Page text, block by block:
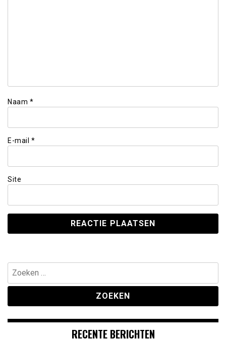
Naam *
E-mail *
Site
Zoeken
naar:
RECENTE BERICHTEN